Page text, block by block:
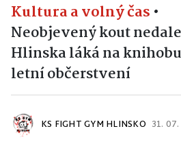
Kultura a volný čas •
Neobjevený kout
Hlinska láká na
letní občerstvení
KS FIGHT GYM HLINSKO 31.